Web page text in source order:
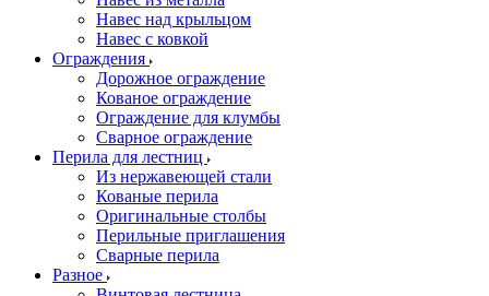
Навес над крыльцом
Навес с ковкой
Ограждения
Дорожное ограждение
Кованое ограждение
Ограждение для клумбы
Сварное ограждение
Перила для лестниц
Из нержавеющей стали
Кованые перила
Оригинальные столбы
Перильные приглашения
Сварные перила
Разное